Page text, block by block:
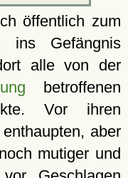
öffentlich zum
ins Gefängnis
alle von der
betroffenen
Vor ihren
aber
mutiger und